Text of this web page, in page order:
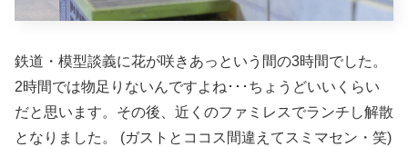
鉄道・模型談義に花が咲きあっという間の3時間でした。
2時間では物足りないんですよね･･･ちょうどいいくらい
だと思います。その後、近くのファミレスでランチし解散
となりました。 (ガストとココス間違えてスミマセン・笑)